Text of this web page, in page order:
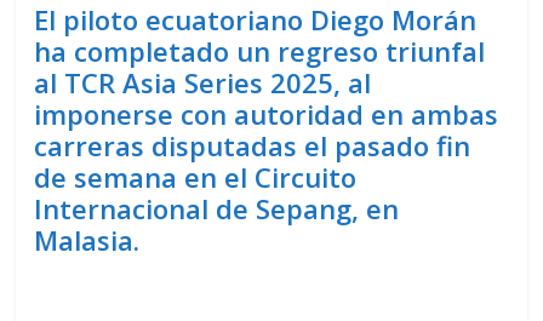
El piloto ecuatoriano Diego Morán
ha completado un regreso triunfal
al TCR Asia Series 2025, al
imponerse con autoridad en ambas
carreras disputadas el pasado fin
de semana en el Circuito
Internacional de Sepang, en
Malasia.